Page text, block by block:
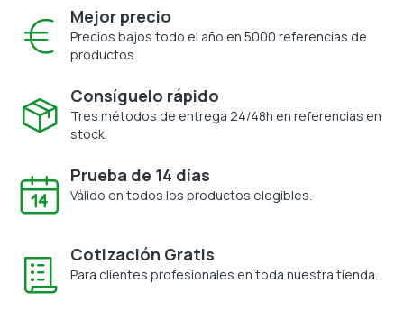
Mejor precio
Precios bajos todo el año en 5000 referencias de
productos.
Consíguelo rápido
Tres métodos de entrega 24/48h en referencias en
stock.
Prueba de 14 días
Válido en todos los productos elegibles.
Cotización Gratis
Para clientes profesionales en toda nuestra tienda.